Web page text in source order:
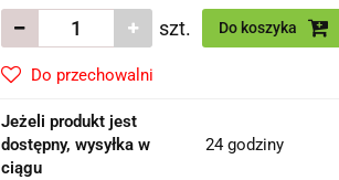
szt. Do koszyka
Do przechowalni
Jeżeli produkt jest
dostępny, wysyłka w
ciągu
24 godziny